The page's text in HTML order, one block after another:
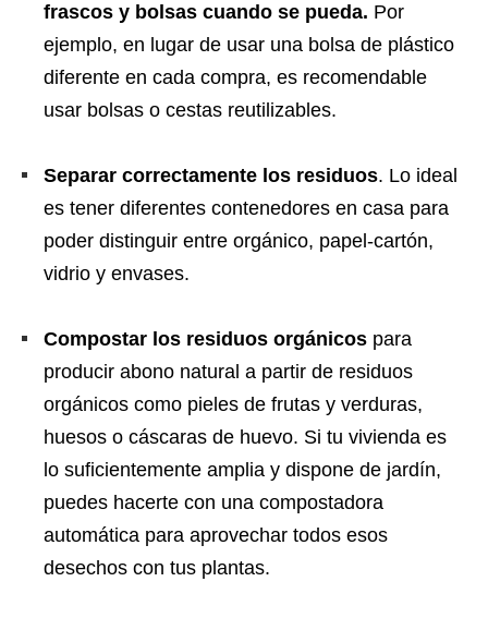
frascos y bolsas cuando se pueda. Por
ejemplo, en lugar de usar una bolsa de plástico
diferente en cada compra, es recomendable
usar bolsas o cestas reutilizables.
Separar correctamente los residuos. Lo ideal
es tener diferentes contenedores en casa para
poder distinguir entre orgánico, papel-cartón,
vidrio y envases.
Compostar los residuos orgánicos para
producir abono natural a partir de residuos
orgánicos como pieles de frutas y verduras,
huesos o cáscaras de huevo. Si tu vivienda es
lo suficientemente amplia y dispone de jardín,
puedes hacerte con una compostadora
automática para aprovechar todos esos
desechos con tus plantas.